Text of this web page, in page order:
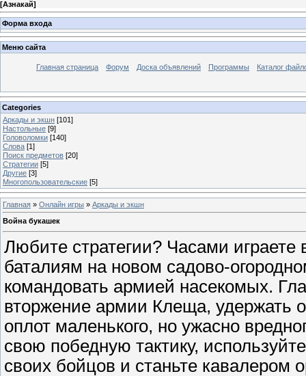
[Азнакай]
Форма входа
Меню сайта
Главная страница Форум Доска объявлений Программы Каталог
Categories
Аркады и экшн [101]
Настольные [9]
Головоломки [140]
Слова [1]
Поиск предметов [20]
Стратегии [5]
Другие [3]
Многопользовательские [5]
Главная » Онлайн игры » Аркады и экшн
Война букашек
Любите стратегии? Часами играете
баталиям на новом садово-
командовать армией насекомых.
вторжение армии Клеща, удержать
оплот маленького, но ужасно
свою победную тактику,
своих бойцов и станьте кавалером